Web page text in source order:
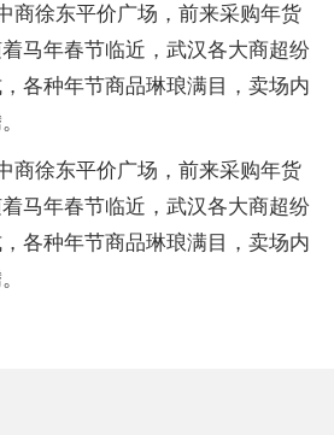
商徐东平价广场，前来采购年货
马年春节临近，武汉各大商超纷
各种年节商品琳琅满目，卖场内
商徐东平价广场，前来采购年货
马年春节临近，武汉各大商超纷
各种年节商品琳琅满目，卖场内